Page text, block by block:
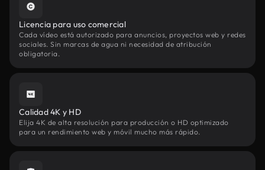
Licencia para uso comercial
Cada vídeo está autorizado para anuncios, proyectos web y redes
sociales. Sin marcas de agua ni necesidad de atribución
obligatoria.
Calidad 4K y HD
Elija 4K de alta resolución para producción o HD optimizado
para un rendimiento web y móvil mucho más rápido.